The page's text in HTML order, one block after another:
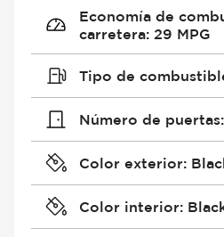
Economía de
carretera: 29 MPG
Tipo de
Número de puertas:
Color exterior:
Color interior: